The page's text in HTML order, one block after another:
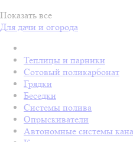
Показать все
Для дачи и огорода
Теплицы и парники
Сотовый поликарбонат
Грядки
Беседки
Системы полива
Опрыскиватели
Автономные системы